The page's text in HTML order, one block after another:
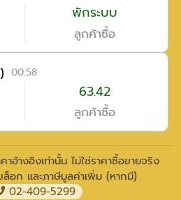
พักระบบ
ลูกค้าซื้อ
00:58
63.42
ลูกค้าซื้อ
าอ้างอิงเท่านั้น ไม่ใช่ราคาซื้อขายจริง
ล็อก และภาษีมูลค่าเพิ่ม (หากมี)
02-409-5299